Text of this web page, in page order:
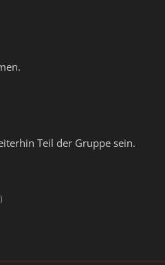
Teil der Gruppe sein.
)